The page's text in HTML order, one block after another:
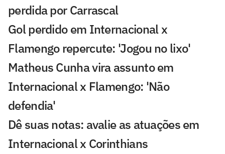
perdida por Carrascal
Gol perdido em Internacional x
Flamengo repercute: 'Jogou no lixo'
Matheus Cunha vira assunto em
Internacional x Flamengo: 'Não
defendia'
Dê suas notas: avalie as atuações em
Internacional x Corinthians